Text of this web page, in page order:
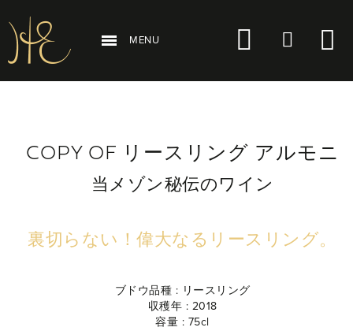
MENU
COPY OF リースリング アルモニ
当メゾン秘伝のワイン
裏切らない！偉大なるリースリング。
ブドウ品種 : リースリング
収穫年 : 2018
容量 : 75cl